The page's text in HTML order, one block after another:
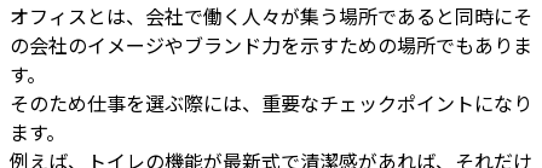
オフィスとは、会社で働く人々が集う場所であると同時にそ
の会社のイメージやブランド力を示すための場所でもありま
す。
そのため仕事を選ぶ際には、重要なチェックポイントになり
ます。
例えば、トイレの機能が最新式で清潔感があれば、それだけ